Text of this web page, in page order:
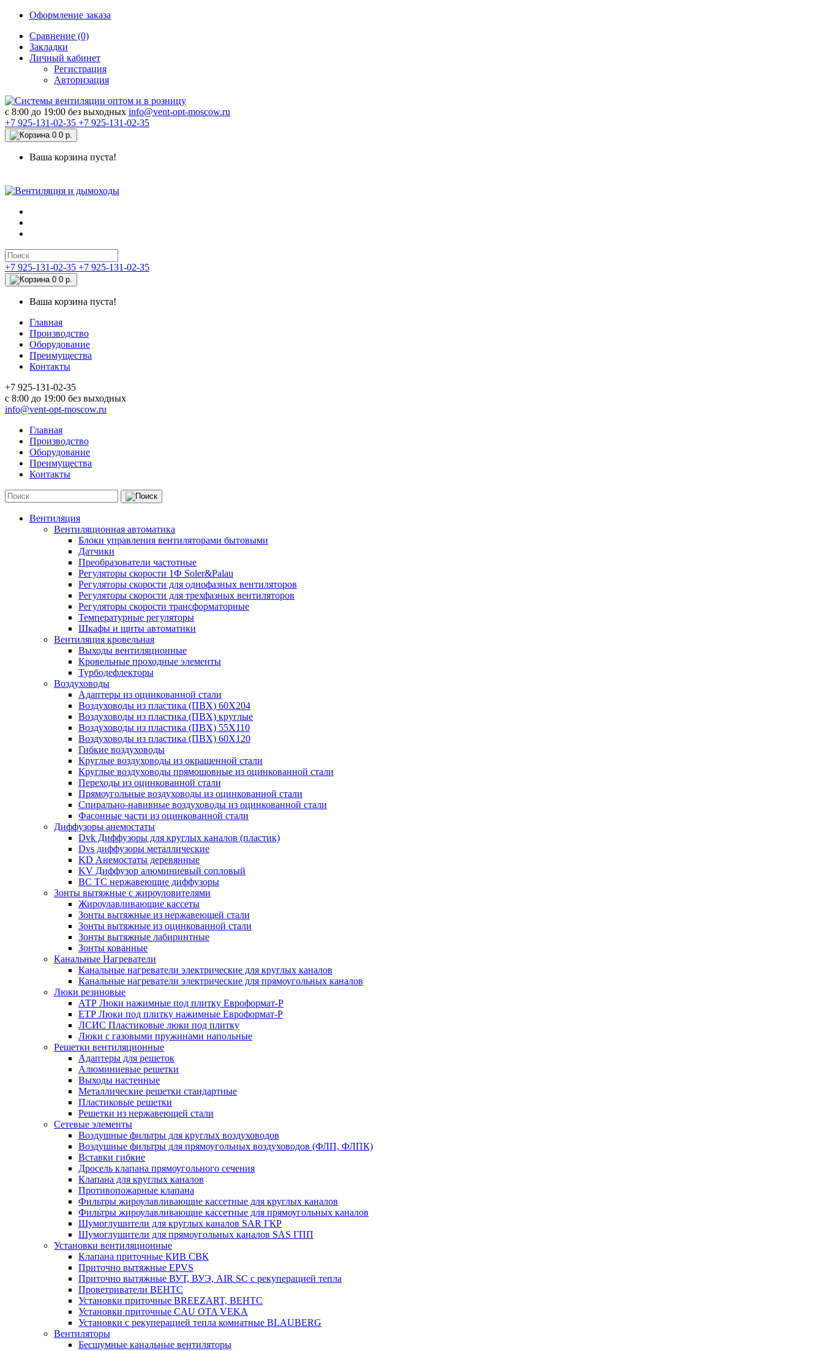
Оформление заказа
Сравнение (0)
Закладки
Личный кабинет
Регистрация
Авторизация
c 8:00 до 19:00 без выходных info@vent-opt-moscow.ru
+7 925-131-02-35 +7 925-131-02-35
0 0 р.
Ваша корзина пуста!
+7 925-131-02-35 +7 925-131-02-35
0 0 р.
Ваша корзина пуста!
Главная
Производство
Оборудование
Преимущества
Контакты
+7 925-131-02-35
c 8:00 до 19:00 без выходных
info@vent-opt-moscow.ru
Главная
Производство
Оборудование
Преимущества
Контакты
Вентиляция
Вентиляционная автоматика
Блоки управления вентиляторами бытовыми
Датчики
Преобразователи частотные
Регуляторы скорости 1Ф Soler&Palau
Регуляторы скорости для однофазных вентиляторов
Регуляторы скорости для трехфазных вентиляторов
Регуляторы скорости трансформаторные
Температурные регуляторы
Шкафы и щиты автоматики
Вентиляция кровельная
Выходы вентиляционные
Кровельные проходные элементы
Турбодефлекторы
Воздуховоды
Адаптеры из оцинкованной стали
Воздуховоды из пластика (ПВХ) 60Х204
Воздуховоды из пластика (ПВХ) круглые
Воздуховоды из пластика (ПВХ) 55Х110
Воздуховоды из пластика (ПВХ) 60Х120
Гибкие воздуховоды
Круглые воздуховоды из окрашенной стали
Круглые воздуховоды прямошовные из оцинкованной стали
Переходы из оцинкованной стали
Прямоугольные воздуховоды из оцинкованной стали
Спирально-навивные воздуховоды из оцинкованной стали
Фасонные части из оцинкованной стали
Диффузоры анемостаты
Dvk Диффузоры для круглых каналов (пластик)
Dvs диффузоры металлические
KD Анемостаты деревянные
KV Диффузор алюминиевый сопловый
ВС ТС нержавеющие диффузоры
Зонты вытяжные с жироуловителями
Жироулавливающие кассеты
Зонты вытяжные из нержавеющей стали
Зонты вытяжные из оцинкованной стали
Зонты вытяжные лабиринтные
Зонты кованные
Канальные Нагреватели
Канальные нагреватели электрические для круглых каналов
Канальные нагреватели электрические для прямоугольных каналов
Люки резиновые
АТР Люки нажимные под плитку Евроформат-Р
ЕТР Люки под плитку нажимные Евроформат-Р
ЛСИС Пластиковые люки под плитку
Люки с газовыми пружинами напольные
Решетки вентиляционные
Адаптеры для решеток
Алюминиевые решетки
Выходы настенные
Металлические решетки стандартные
Пластиковые решетки
Решетки из нержавеющей стали
Сетевые элементы
Воздушные фильтры для круглых воздуховодов
Воздушные фильтры для прямоугольных воздуховодов (ФЛП, ФЛПК)
Вставки гибкие
Дросель клапана прямоугольного сечения
Клапана для круглых каналов
Противопожарные клапана
Фильтры жироулавливающие кассетные для круглых каналов
Фильтры жироулавливающие кассетные для прямоугольных каналов
Шумоглушители для круглых каналов SAR ГКР
Шумоглушители для прямоугольных каналов SAS ГПП
Установки вентиляционные
Клапана приточные КИВ СВК
Приточно вытяжные EPVS
Приточно вытяжные ВУТ, ВУЭ, AIR SC с рекуперацией тепла
Проветриватели ВЕНТС
Установки приточные BREEZART, ВЕНТС
Установки приточные CAU OTA VEKA
Установки с рекуперацией тепла комнатные BLAUBERG
Вентиляторы
Бесшумные канальные вентиляторы